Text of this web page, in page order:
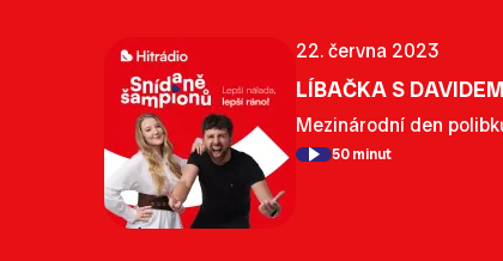
22. června 2023
LÍBAČKA S
Mezinárodní den
50 minut